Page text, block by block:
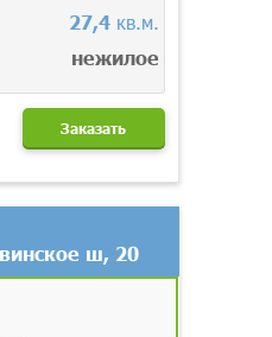
27,4кв.м.
нежилое
Заказать
ш, 20